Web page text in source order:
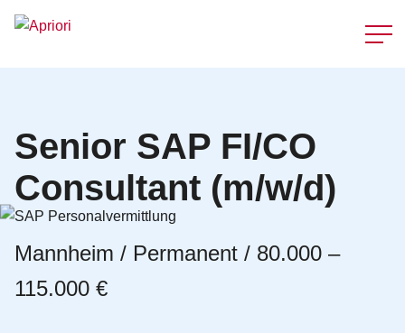
Senior SAP FI/CO
Consultant (m/w/d)
Mannheim / Permanent / 80.000 –
115.000 €